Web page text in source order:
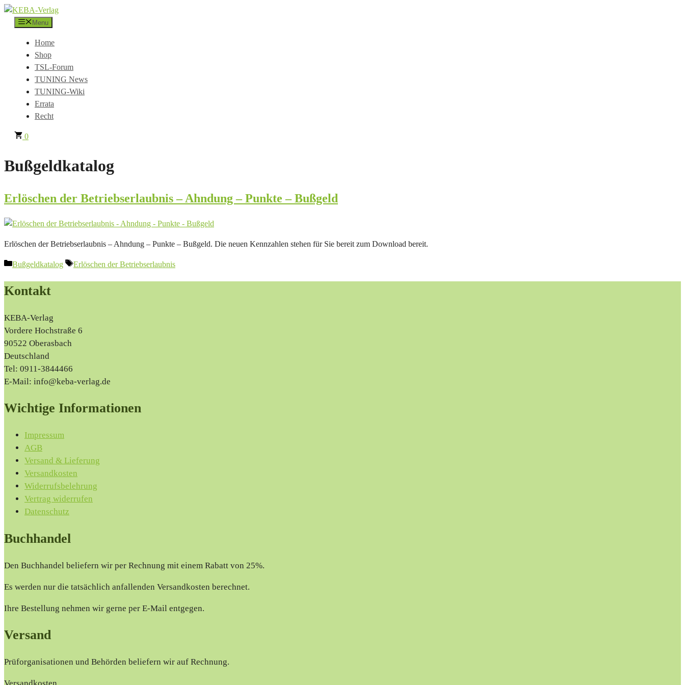
Zum
Inhalt
Menu
Home
Shop
TSL-Forum
TUNING News
TUNING-Wiki
Errata
Recht
0
Bußgeldkatalog
Erlöschen der Betriebserlaubnis – Ahndung – Punkte – Bußgeld
Erlöschen der Betriebserlaubnis – Ahndung – Punkte – Bußgeld. Die neuen Kennzahlen stehen für Sie bereit zum Download bereit.
Kategorien
Bußgeldkatalog Schlagwörter
Erlöschen der Betriebserlaubnis
Kontakt
KEBA-Verlag
Vordere Hochstraße 6
90522 Oberasbach
Deutschland
Tel: 0911-3844466
E-Mail: info@keba-verlag.de
Wichtige Informationen
Impressum
AGB
Versand & Lieferung
Versandkosten
Widerrufsbelehrung
Vertrag widerrufen
Datenschutz
Buchhandel
Den Buchhandel beliefern wir per Rechnung mit einem Rabatt von 25%.
Es werden nur die tatsächlich anfallenden Versandkosten berechnet.
Ihre Bestellung nehmen wir gerne per E-Mail entgegen.
Versand
Prüforganisationen und Behörden beliefern wir auf Rechnung.